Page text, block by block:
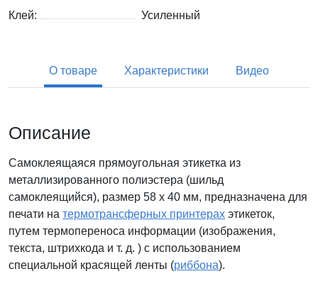
Клей:
Усиленный
О товаре Характеристики Видео
Описание
Самоклеящаяся прямоугольная этикетка из
металлизированного полиэстера (шильд
самоклеящийся), размер 58 x 40 мм, предназначена для
печати на термотрансферных принтерах этикеток,
путем термопереноса информации (изображения,
текста, штрихкода и т. д. ) с использованием
специальной красящей ленты (риббона).